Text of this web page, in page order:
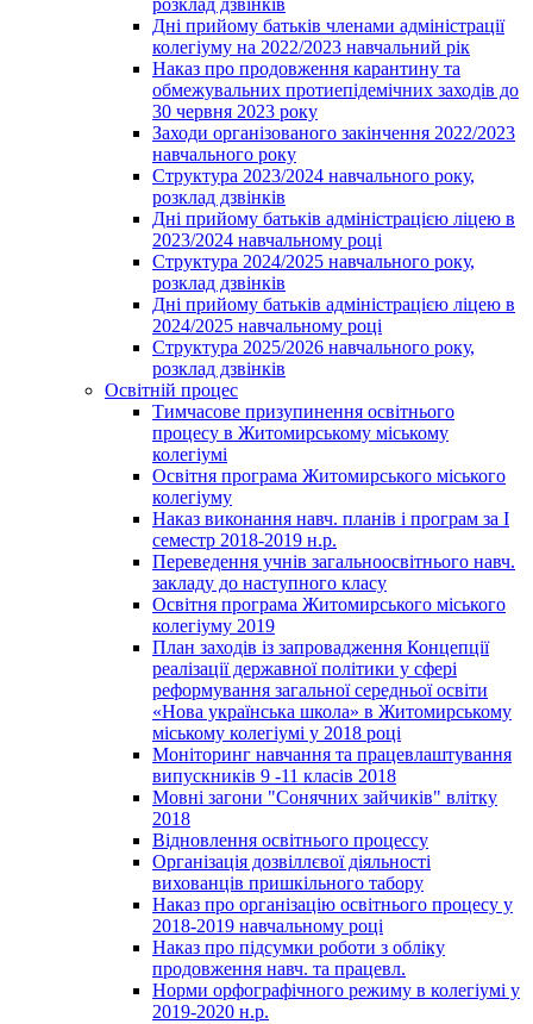
Дні прийому батьків членами адміністрації
колегіуму на 2022/2023 навчальний рік
Наказ про продовження карантину та
обмежувальних протиепідемічних заходів до
30 червня 2023 року
Заходи організованого закінчення 2022/2023
навчального року
Структура 2023/2024 навчального року,
розклад дзвінків
Дні прийому батьків адміністрацією ліцею в
2023/2024 навчальному році
Структура 2024/2025 навчального року,
розклад дзвінків
Дні прийому батьків адміністрацією ліцею в
2024/2025 навчальному році
Структура 2025/2026 навчального року,
розклад дзвінків
Освітній процес
Тимчасове призупинення освітнього
процесу в Житомирському міському
колегіумі
Освітня програма Житомирського міського
колегіуму
Наказ виконання навч. планів і програм за І
семестр 2018-2019 н.р.
Переведення учнів загальноосвітнього навч.
закладу до наступного класу
Освітня програма Житомирського міського
колегіуму 2019
План заходів із запровадження Концепції
реалізації державної політики у сфері
реформування загальної середньої освіти
«Нова українська школа» в Житомирському
міському колегіумі у 2018 році
Моніторинг навчання та працевлаштування
випускників 9 -11 класів 2018
Мовні загони "Сонячних зайчиків" влітку
2018
Відновлення освітнього процессу
Організація дозвіллєвої діяльності
вихованців пришкільного табору
Наказ про організацію освітнього процесу у
2018-2019 навчальному році
Наказ про підсумки роботи з обліку
продовження навч. та працевл.
Норми орфографічного режиму в колегіумі у
2019-2020 н.р.